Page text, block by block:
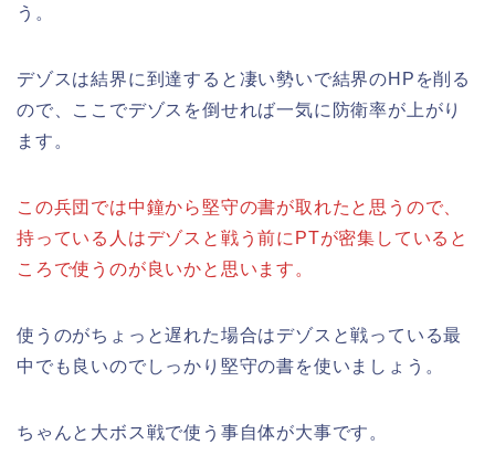
う。
デゾスは結界に到達すると凄い勢いで結界のHPを削る
ので、ここでデゾスを倒せれば一気に防衛率が上がり
ます。
この兵団では中鐘から堅守の書が取れたと思うので、
持っている人はデゾスと戦う前にPTが密集していると
ころで使うのが良いかと思います。
使うのがちょっと遅れた場合はデゾスと戦っている最
中でも良いのでしっかり堅守の書を使いましょう。
ちゃんと大ボス戦で使う事自体が大事です。